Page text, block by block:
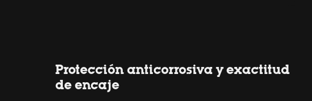
Protección anticorrosiva y exactitud
de encaje